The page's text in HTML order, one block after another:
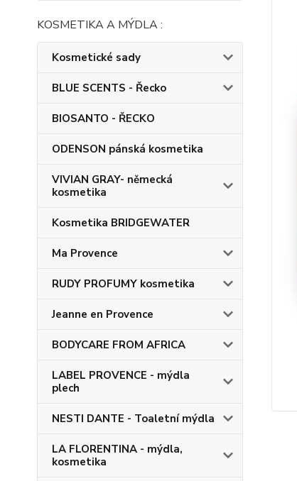
KOSMETIKA A MÝDLA :
Kosmetické sady
BLUE SCENTS - Řecko
BIOSANTO - ŘECKO
ODENSON pánská kosmetika
VIVIAN GRAY- německá
kosmetika
Kosmetika BRIDGEWATER
Ma Provence
RUDY PROFUMY kosmetika
Jeanne en Provence
BODYCARE FROM AFRICA
LABEL PROVENCE - mýdla
plech
NESTI DANTE - Toaletní mýdla
LA FLORENTINA - mýdla,
kosmetika